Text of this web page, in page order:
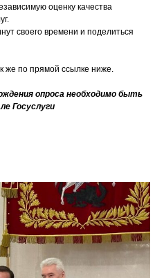
оценку качества
своего времени и поделиться
же по прямой ссылке ниже.
опроса необходимо быть
Госуслуги